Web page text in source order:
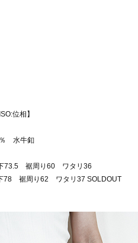
位相】
水牛釦
73.5 裾周り60 ワタリ36
裾周り62 ワタリ37 SOLDOUT